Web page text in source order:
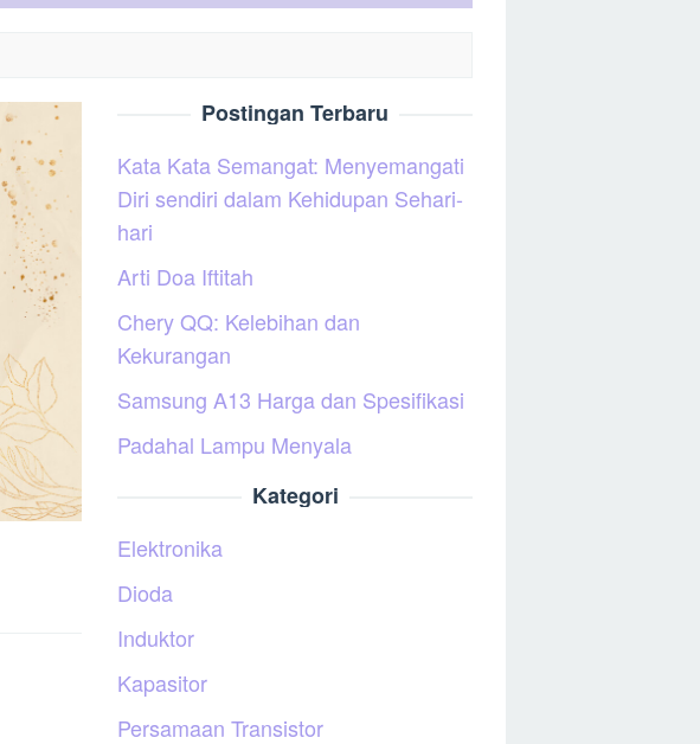
Postingan Terbaru
Kata Kata Semangat: Menyemangati
Diri sendiri dalam Kehidupan Sehari-
hari
Arti Doa Iftitah
Chery QQ: Kelebihan dan
Kekurangan
Samsung A13 Harga dan Spesifikasi
Padahal Lampu Menyala
Kategori
Elektronika
Dioda
Induktor
Kapasitor
Persamaan Transistor